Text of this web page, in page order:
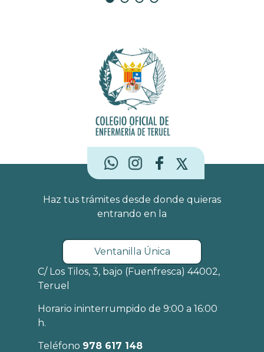
frente del Colegio. Viajamos hasta Caspe y
en una herramienta imprescindible. Inspiración
Enfermera está dedicada a Milagros Díaz,
Premio a la Excelencia Enfermera, cuya
trayectoria representa el legado, la constancia y
la huella que una enfermera puede dejar en
Haz tus trámites desde donde quieras
entrando en la
Ventanilla Única
C/ Los Tilos, 3, bajo (Fuenfresca) 44002,
Teruel
Horario ininterrumpido de 9:00 a 16:00
h.
Teléfono 978 617 148